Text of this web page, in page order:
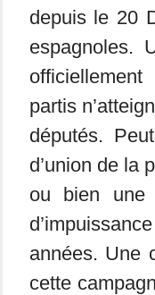
depuis le 20
espagnoles.
partis
députés.
d’union de la
ou bien une
années. Une
cette